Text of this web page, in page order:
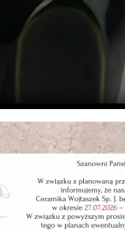
WYSOKOTOPLIWE 1220-1250*C